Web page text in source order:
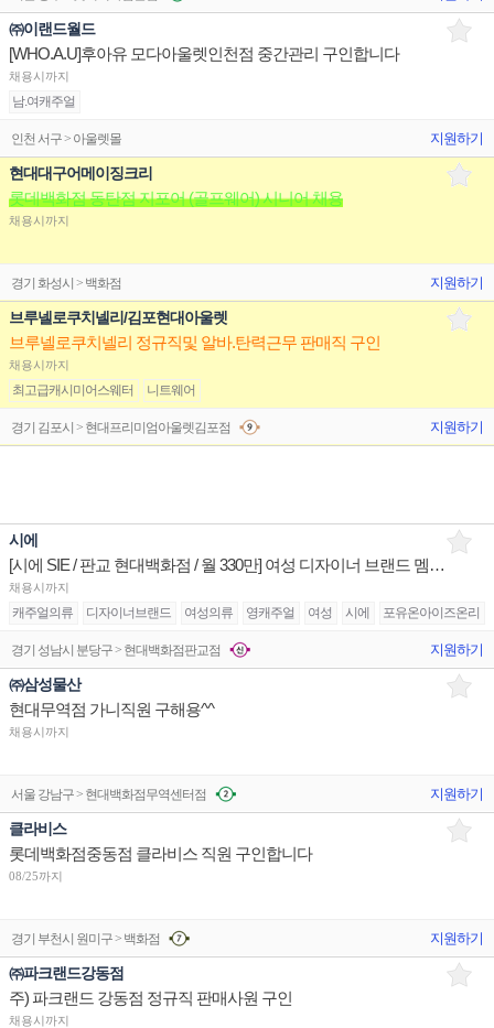
㈜이랜드월드
[WHO.A.U]후아유 모다아울렛인천점 중간관리 구인합니다
채용시까지
남.여캐주얼
인천 서구 > 아울렛몰 지원하기
현대대구어메이징크리
롯데백화점 동탄점 지포어 (골프웨어) 시니어 채용
채용시까지
경기 화성시 > 백화점 지원하기
브루넬로쿠치넬리/김포현대아울렛
브루넬로쿠치넬리 정규직및 알바.탄력근무 판매직 구인
채용시까지
최고급캐시미어스웨터 니트웨어
경기 김포시 > 현대프리미엄아울렛김포점 지원하기
시에
[시에 SIE / 판교 현대백화점 / 월 330만] 여성 디자이너 브랜드 멤버 구인
채용시까지
캐주얼의류 디자이너브랜드 여성의류 영캐주얼 여성 시에 포유온아이즈온리
경기 성남시 분당구 > 현대백화점판교점 지원하기
㈜삼성물산
현대무역점 가니직원 구해용^^
채용시까지
서울 강남구 > 현대백화점무역센터점 지원하기
클라비스
롯데백화점중동점 클라비스 직원 구인합니다
08/25까지
경기 부천시 원미구 > 백화점 지원하기
㈜파크랜드강동점
주) 파크랜드 강동점 정규직 판매사원 구인
채용시까지